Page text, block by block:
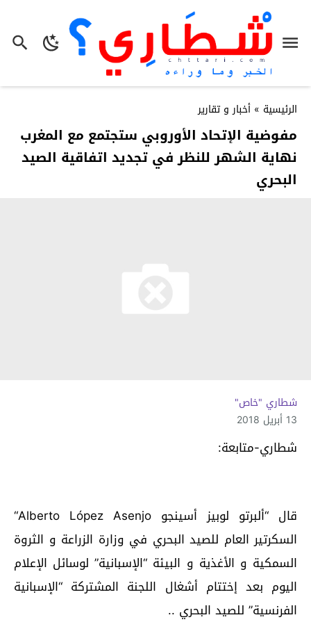
الرئيسية » أخبار و تقارير
مفوضية الإتحاد الأوروبي ستجتمع مع المغرب
نهاية الشهر للنظر في تجديد اتفاقية الصيد
البحري
شطاري "خاص"
13 أبريل 2018
شطاري-متابعة:
قال “ألبرتو لوبيز أسينجو Alberto López Asenjo“
السكرتير العام للصيد البحري في وزارة الزراعة و الثروة
السمكية و الأغذية و البيئة “الإسبانية” لوسائل الإعلام
اليوم بعد إختتام أشغال اللجنة المشتركة “الإسبانية
الفرنسية” للصيد البحري ..